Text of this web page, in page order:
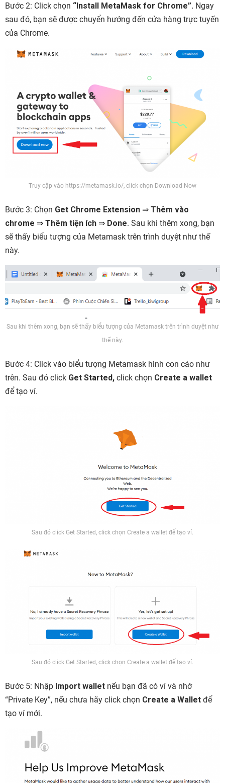
Bước 2: Click chọn “Install MetaMask for Chrome”. Ngay
sau đó, bạn sẽ được chuyển hướng đến cửa hàng trực tuyến
của Chrome.
Truy cập vào https://metamask.io/, click chọn Download Now
Bước 3: Chọn Get Chrome Extension ⇒ Thêm vào
chrome ⇒ Thêm tiện ích ⇒ Done. Sau khi thêm xong, bạn
sẽ thấy biểu tượng của Metamask trên trình duyệt như thế
này.
Sau khi thêm xong, bạn sẽ thấy biểu tượng của Metamask trên trình duyệt như
thế này.
Bước 4: Click vào biểu tượng Metamask hình con cáo như
trên. Sau đó click Get Started, click chọn Create a wallet
để tạo ví.
Sau đó click Get Started, click chọn Create a wallet để tạo ví.
Sau đó click Get Started, click chọn Create a wallet để tạo ví.
Bước 5: Nhập Import wallet nếu bạn đã có ví và nhớ
“Private Key”, nếu chưa hãy click chọn Create a Wallet để
tạo ví mới.